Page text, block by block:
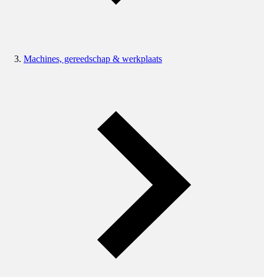
Machines, gereedschap & werkplaats